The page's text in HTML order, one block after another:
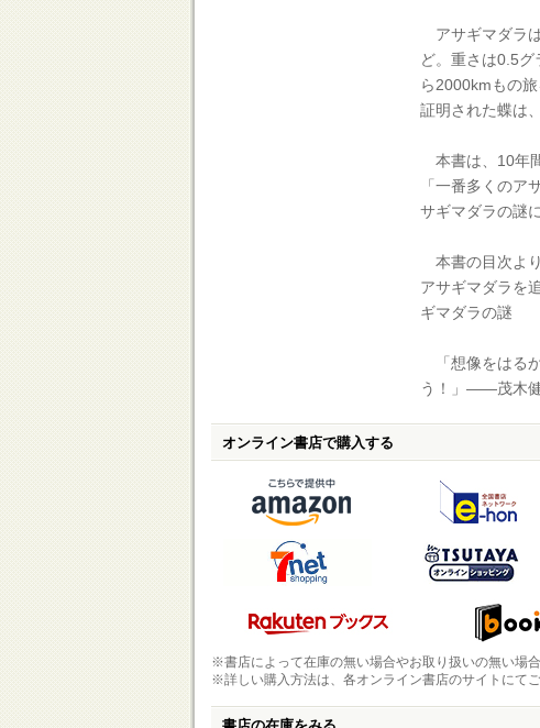
アサギマダラ
ど。重さは0.5
ら2000kmもの
証明された蝶は
本書は、10年
「一番多くのア
サギマダラの謎
本書の目次よ
アサギマダラを
ギマダラの謎
「想像をはる
う！」――茂木
オンライン書店で購入する
※書店によって在庫の無い場合やお取り扱いの無い場
※詳しい購入方法は、各オンライン書店のサイトにてご